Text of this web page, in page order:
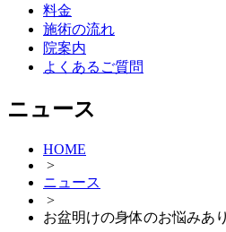
料金
施術の流れ
院案内
よくあるご質問
ニュース
HOME
>
ニュース
>
お盆明けの身体のお悩みあ